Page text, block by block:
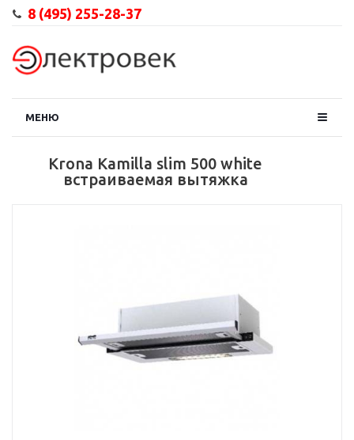
8 (495) 255-28-37
МЕНЮ
Krona Kamilla slim 500 white
встраиваемая вытяжка